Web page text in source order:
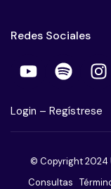
Redes Sociales
Login – Regístrese
© Copyright 2024
Consultas